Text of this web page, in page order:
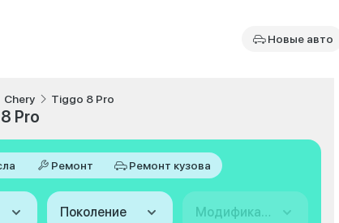
Новые авто
Chery Tiggo 8 Pro
Pro
Ремонт Ремонт кузова
Поколение Модификация